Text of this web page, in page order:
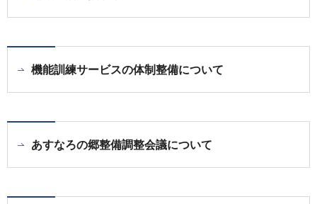
機能訓練サービスの体制整備について
あすなろの郷整備調整会議について